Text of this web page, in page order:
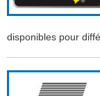
disponibles pour